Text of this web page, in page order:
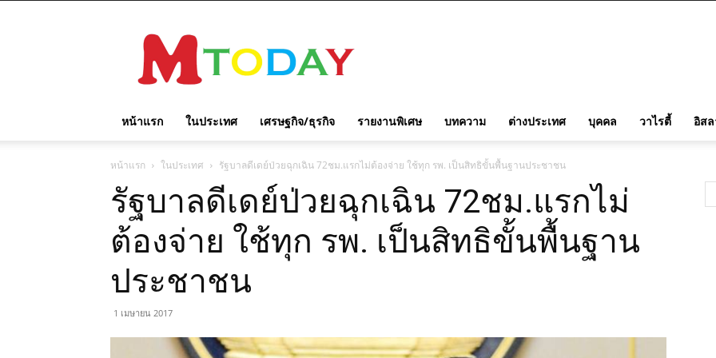
TODAY
หน้าแรก ในประเทศ เศรษฐกิจ/ธุรกิจ รายงานพิเศษ บทความ ต่างประเทศ บุคคล วาไรตี้ อิส
หน้าแรก ในประเทศ รัฐบาลดีเดย์ป่วยฉุกเฉิน 72ชม.แรกไม่ต้องจ่าย ใช้ทุก รพ. เป็นสิทธิขั้นพื้นฐานประชาชน
รัฐบาลดีเดย์ป่วยฉุกเฉิน 72ชม.แรกไม่
ต้องจ่าย ใช้ทุก รพ. เป็นสิทธิขั้นพื้นฐาน
ประชาชน
1 เมษายน 2017